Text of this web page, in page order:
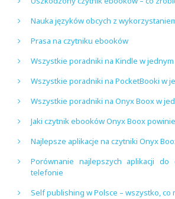
Nauka języków obcych z
Prasa na czytniku ebooków
Wszystkie poradniki na Kindle w
Wszystkie poradniki na PocketBooki w
Wszystkie poradniki na Onyx Boox w
Jaki czytnik ebooków Onyx Boox
Najlepsze aplikacje na czytniki Onyx
Porównanie najlepszych aplikacji do
telefonie
Self publishing w Polsce – wszystko, co